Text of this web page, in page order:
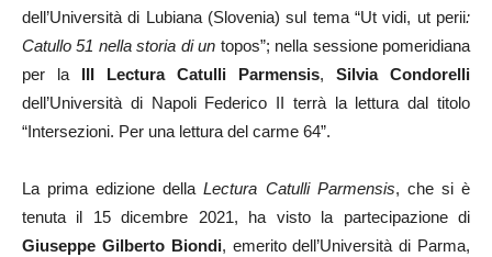
dell’Università di Lubiana (Slovenia) sul tema “Ut vidi, ut perii:
Catullo 51 nella storia di un topos”; nella sessione pomeridiana
per la III Lectura Catulli Parmensis, Silvia Condorelli
dell’Università di Napoli Federico II terrà la lettura dal titolo
“Intersezioni. Per una lettura del carme 64”.
La prima edizione dellaLectura Catulli Parmensis, che si è
tenuta il 15 dicembre 2021, ha visto la partecipazione di
Giuseppe Gilberto Biondi, emerito dell’Università di Parma,